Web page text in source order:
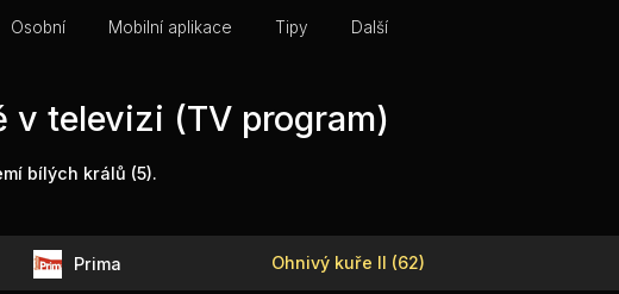
Osobní Mobilní aplikace Tipy Další
v televizi (TV program)
bílých králů (5).
Prima Ohnivý kuře II (62)